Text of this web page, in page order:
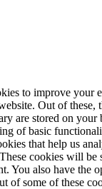
to improve your
Out of these,
are stored on your
of basic
that help us
cookies will be
You also have the
of some of these